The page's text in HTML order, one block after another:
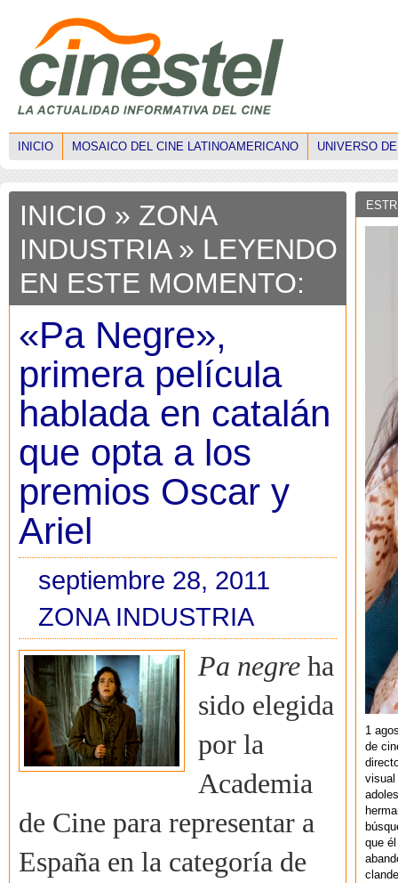
INICIO MOSAICO DEL CINE LATINOAMERICANO UNIVERSO
INICIO » ZONA
INDUSTRIA» LEYENDO
EN ESTE MOMENTO:
«Pa Negre»,
primera película
hablada en catalán
que opta a los
premios Oscar y
Ariel
septiembre 28, 2011
ZONA INDUSTRIA
Pa negre ha
sido elegida
por la
Academia
de Cine para representar a
España en la categoría de
1
de
visual
que